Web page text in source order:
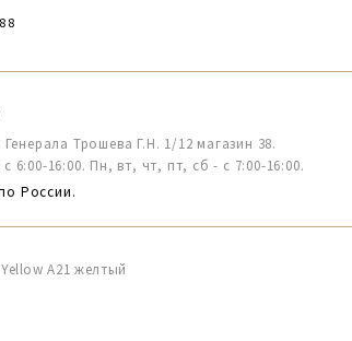
Трошева Г.Н. 1/12 магазин 38.
6:00-16:00. Пн, вт, чт, пт, сб - с 7:00-16:00.
России.
A21 желтый